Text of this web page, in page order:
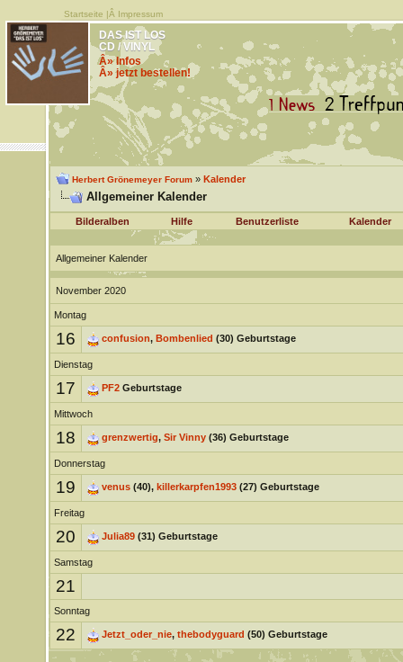
Startseite |Â Impressum
DAS IST LOS
CD / VINYL
Â» Infos
Â» jetzt bestellen!
Herbert Grönemeyer Forum» Kalender
Allgemeiner Kalender
Bilderalben Hilfe Benutzerliste Kalender
Allgemeiner Kalender
November 2020
Montag
16 confusion, Bombenlied (30) Geburtstage
Dienstag
17 PF2Geburtstage
Mittwoch
18 grenzwertig, Sir Vinny(36) Geburtstage
Donnerstag
19 venus(40), killerkarpfen1993(27) Geburtstage
Freitag
20 Julia89(31) Geburtstage
Samstag
21
Sonntag
22 Jetzt_oder_nie, thebodyguard (50) Geburtstage